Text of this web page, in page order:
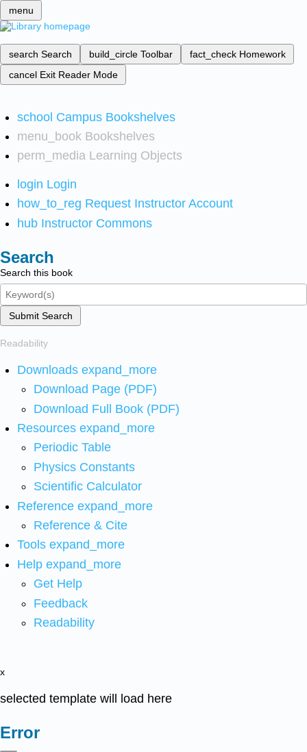
menu
search Search build_circle Toolbar fact_check Homework
cancel Exit Reader Mode
school Campus Bookshelves
menu_book Bookshelves
perm_media Learning Objects
login Login
how_to_reg Request Instructor Account
hub Instructor Commons
Search
Search this book
Submit Search
Readability
Downloads expand_more
Download Page (PDF)
Download Full Book (PDF)
Resources expand_more
Periodic Table
Physics Constants
Scientific Calculator
Reference expand_more
Reference & Cite
Tools expand_more
Help expand_more
Get Help
Feedback
Readability
x
selected template will load here
Error